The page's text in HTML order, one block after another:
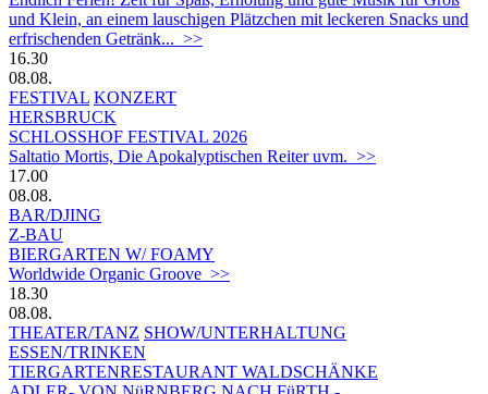
und Klein, an einem lauschigen Plätzchen mit leckeren Snacks und
erfrischenden Getränk... >>
16.30
08.08.
FESTIVAL KONZERT
HERSBRUCK
SCHLOSSHOF FESTIVAL 2026
Saltatio Mortis, Die Apokalyptischen Reiter uvm. >>
17.00
08.08.
BAR/DJING
Z-BAU
BIERGARTEN W/ FOAMY
Worldwide Organic Groove >>
18.30
08.08.
THEATER/TANZ SHOW/UNTERHALTUNG
ESSEN/TRINKEN
TIERGARTEN­RESTAURANT WALDSCHÄNKE